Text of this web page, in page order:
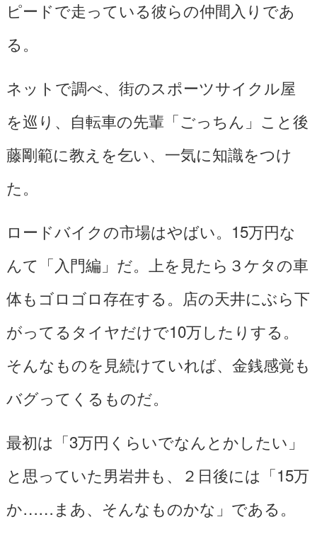
ピードで走っている彼らの仲間入りであ
る。
ネットで調べ、街のスポーツサイクル屋
を巡り、自転車の先輩「ごっちん」こと後
藤剛範に教えを乞い、一気に知識をつけ
た。
ロードバイクの市場はやばい。15万円な
んて「入門編」だ。上を見たら３ケタの車
体もゴロゴロ存在する。店の天井にぶら下
がってるタイヤだけで10万したりする。
そんなものを見続けていれば、金銭感覚も
バグってくるものだ。
最初は「3万円くらいでなんとかしたい」
と思っていた男岩井も、２日後には「15万
か……まあ、そんなものかな」である。